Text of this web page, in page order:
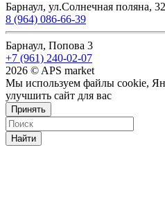
Барнаул, ул.Солнечная поляна,
8 (964) 086-66-39
Барнаул, Попова 3
+7 (961) 240-02-07
2026 © APS market
Мы используем файлы cookie,
улучшить сайт для вас
Принять
Найти